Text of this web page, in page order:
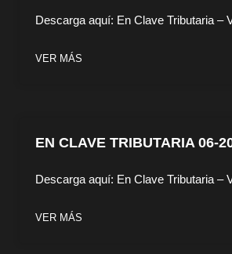
Descarga aquí: En Clave Tributaria –
VER MÁS
EN CLAVE TRIBUTARIA 06-
Descarga aquí: En Clave Tributaria –
VER MÁS